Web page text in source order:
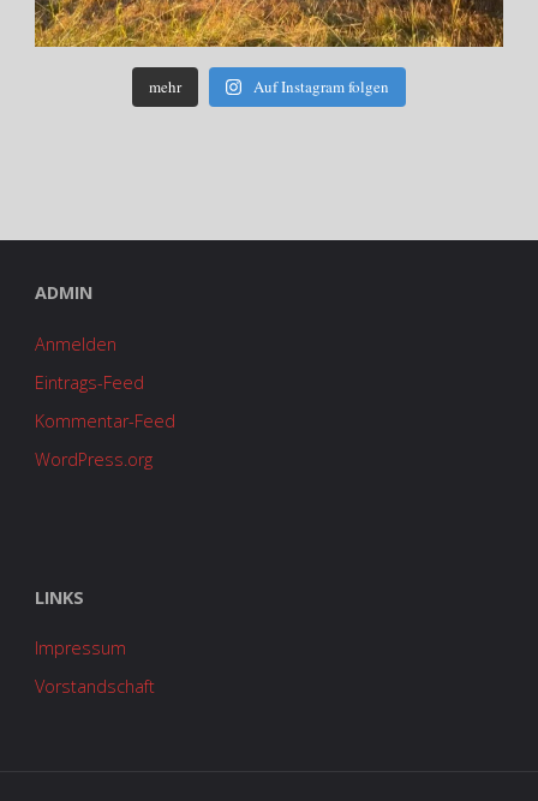
mehr Auf Instagram folgen
ADMIN
Anmelden
Eintrags-Feed
Kommentar-Feed
WordPress.org
LINKS
Impressum
Vorstandschaft